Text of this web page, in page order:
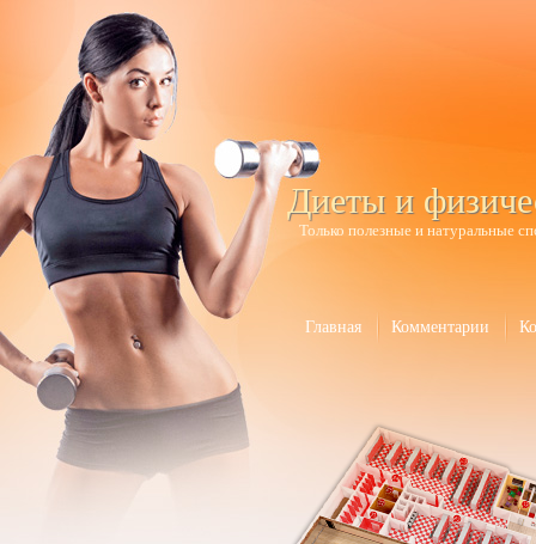
Диеты и
Только полезные и натуральные
Главная Комментарии